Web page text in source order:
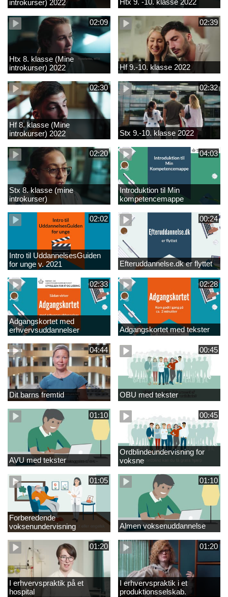
introkurser) 2022 Htx 9. -10. klasse 2022
02:09
Htx 8. klasse (Mine
introkurser) 2022
02:39
Hf 9.-10. klasse 2022
02:30
Hf 8. klasse (Mine
introkurser) 2022
02:32
Stx 9.-10. klasse 2022
02:20
Stx 8. klasse (mine
introkurser)
04:03
Introduktion til Min
kompetencemappe
02:02
Intro til UddannelsesGuiden
for unge v. 2021
00:24
Efteruddannelse.dk er flyttet
02:33
Adgangskortet med
erhvervsuddannelser
02:28
Adgangskortet med tekster
04:44
Dit barns fremtid
00:45
OBU med tekster
01:10
AVU med tekster
00:45
Ordblindeundervisning for
voksne
01:05
Forberedende
voksenundervisning
01:10
Almen voksenuddannelse
01:20
I erhvervspraktik på et
hospital
01:20
I erhvervspraktik i et
produktionsselskab.